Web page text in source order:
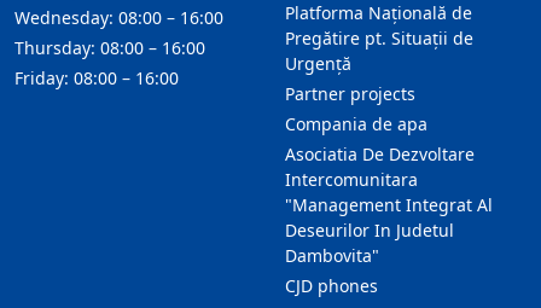
Platforma Națională de
Pregătire pt. Situații de
Urgență
Partner projects
Compania de apa
Asociatia De Dezvoltare
Intercomunitara
"Management Integrat Al
Deseurilor In Judetul
Dambovita"
CJD phones
Wednesday: 08:00 – 16:00
Thursday: 08:00 – 16:00
Friday: 08:00 – 16:00